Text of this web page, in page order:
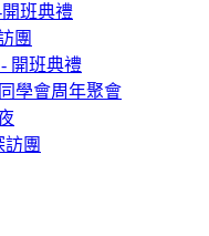
班典禮
團
開班典禮
學會周年聚會
訪團